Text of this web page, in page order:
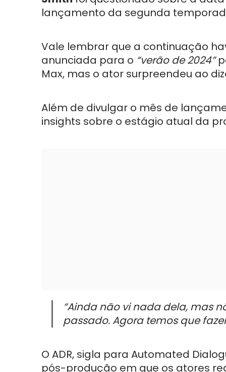
lançamento da segunda
Vale lembrar que a continuação
anunciada para o “verão de 2024”
Max, mas o ator surpreendeu ao
Além de divulgar o mês de
insights sobre o estágio atual da
“Ainda não vi nada dela, mas
passado. Agora temos que
O ADR, sigla para Automated
pós-produção em que os atores